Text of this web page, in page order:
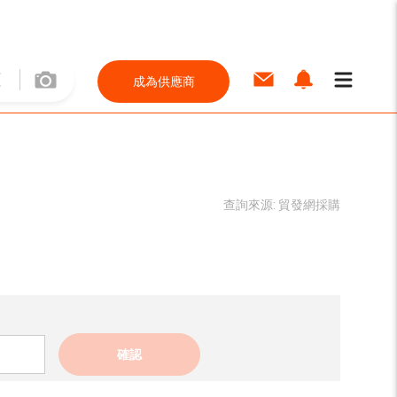
成為供應商
查詢來源: 貿發網採購
確認